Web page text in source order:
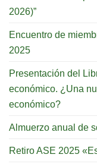
2026)”
Encuentro de
2025
Presentación del
económico. ¿Una
económico?
Almuerzo anual de
Retiro ASE 2025